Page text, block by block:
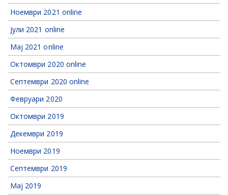
Ноември 2021 online
Јули 2021 online
Мај 2021 online
Октомври 2020 online
Септември 2020 online
Февруари 2020
Октомври 2019
Декември 2019
Ноември 2019
Септември 2019
Мај 2019